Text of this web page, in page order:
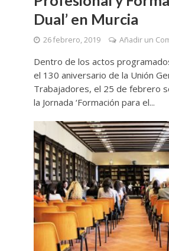
Dual’ en Murcia
26 febrero, 2019 Añadir un
Dentro de los actos
el 130 aniversario de la Unión
Trabajadores, el 25 de febrero
la Jornada ‘Formación para el...